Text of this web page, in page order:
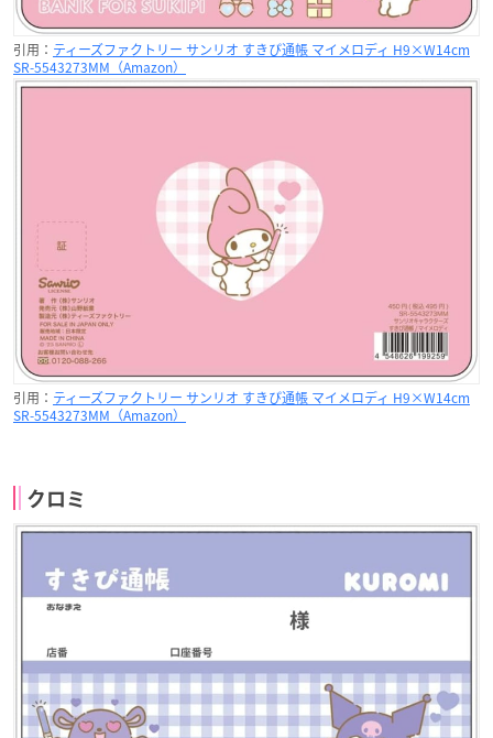
引用： ティーズファクトリー サンリオ すきぴ通帳 マイメロディ H9×W14cm
SR-5543273MM（Amazon）
引用： ティーズファクトリー サンリオ すきぴ通帳 マイメロディ H9×W14cm
SR-5543273MM（Amazon）
クロミ